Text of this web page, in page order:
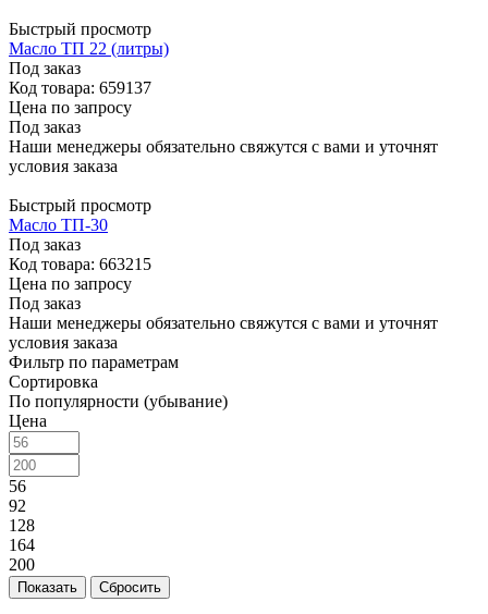
Быстрый просмотр
Масло ТП 22 (литры)
Под заказ
Код товара: 659137
Цена по запросу
Под заказ
Наши менеджеры обязательно свяжутся с вами и уточнят
условия заказа
Быстрый просмотр
Масло ТП-30
Под заказ
Код товара: 663215
Цена по запросу
Под заказ
Наши менеджеры обязательно свяжутся с вами и уточнят
условия заказа
Фильтр по параметрам
Сортировка
По популярности (убывание)
Цена
56
92
128
164
200
Сбросить